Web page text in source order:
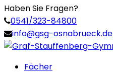
Haben Sie Fragen?
0541/323-84800
info@gsg-osnabrueck.de
Fächer